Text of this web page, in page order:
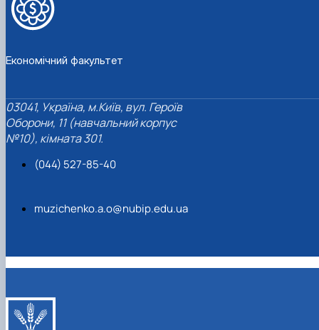
Економічний факультет
03041, Україна, м.Київ, вул. Героїв
Оборони, 11 (навчальний корпус
№10), кімната 301.
(044) 527-85-40
muzichenko.a.o@nubip.edu.ua